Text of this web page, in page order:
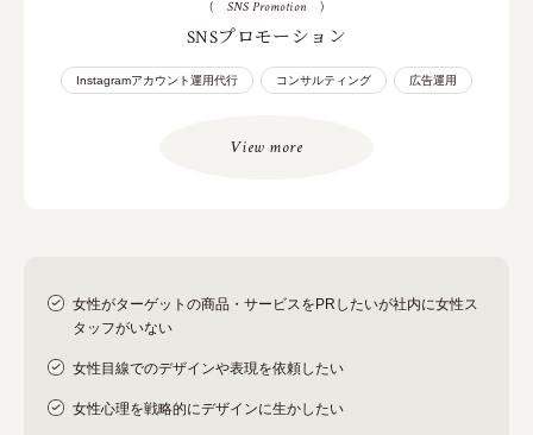
( SNS Promotion )
SNSプロモーション
Instagramアカウント運用代行 コンサルティング 広告運用
View more
女性がターゲットの商品・サービスをPRしたいが社内に女性ス
タッフがいない
女性目線でのデザインや表現を依頼したい
女性心理を戦略的にデザインに生かしたい